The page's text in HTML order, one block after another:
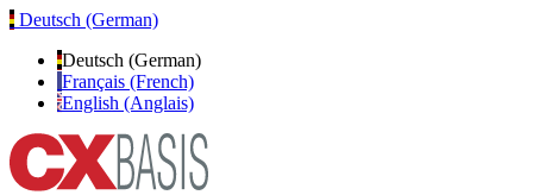
Deutsch (German)
Deutsch (German)
Français (French)
English (Anglais)